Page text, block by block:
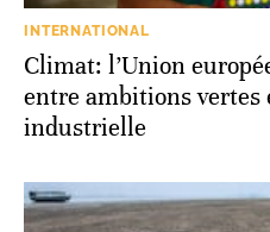
INTERNATIONAL
Climat: l’Union
entre ambitions vertes
industrielle